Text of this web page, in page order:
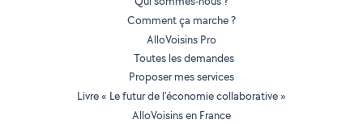
Comment ça marche ?
AlloVoisins Pro
Toutes les demandes
Proposer mes services
Livre « Le futur de l'économie collaborative »
AlloVoisins en France